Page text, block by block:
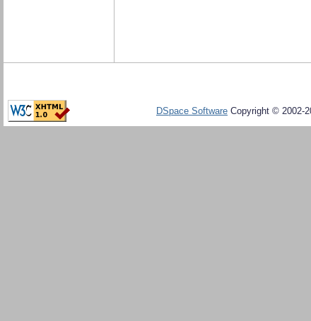
DSpace Software Copyright © 2002-